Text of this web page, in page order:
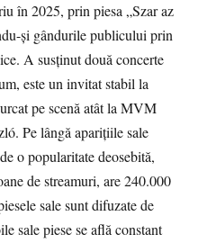
în 2025, prin piesa „Szar az
și gândurile publicului prin
A susținut două concerte
este un invitat stabil la
pe scenă atât la MVM
Pe lângă aparițiile sale
o popularitate deosebită,
de streamuri, are 240.000
sale sunt difuzate de
sale piese se află constant